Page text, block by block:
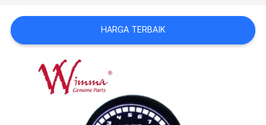
KEBIJAKAN
PRIBADI
HARGA TERBAIK